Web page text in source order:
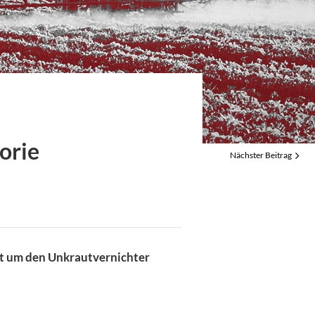
Ziele sorgen für
Bedarf an
steigt rapide
Nächster Beitrag
um den Unkrautvernichter